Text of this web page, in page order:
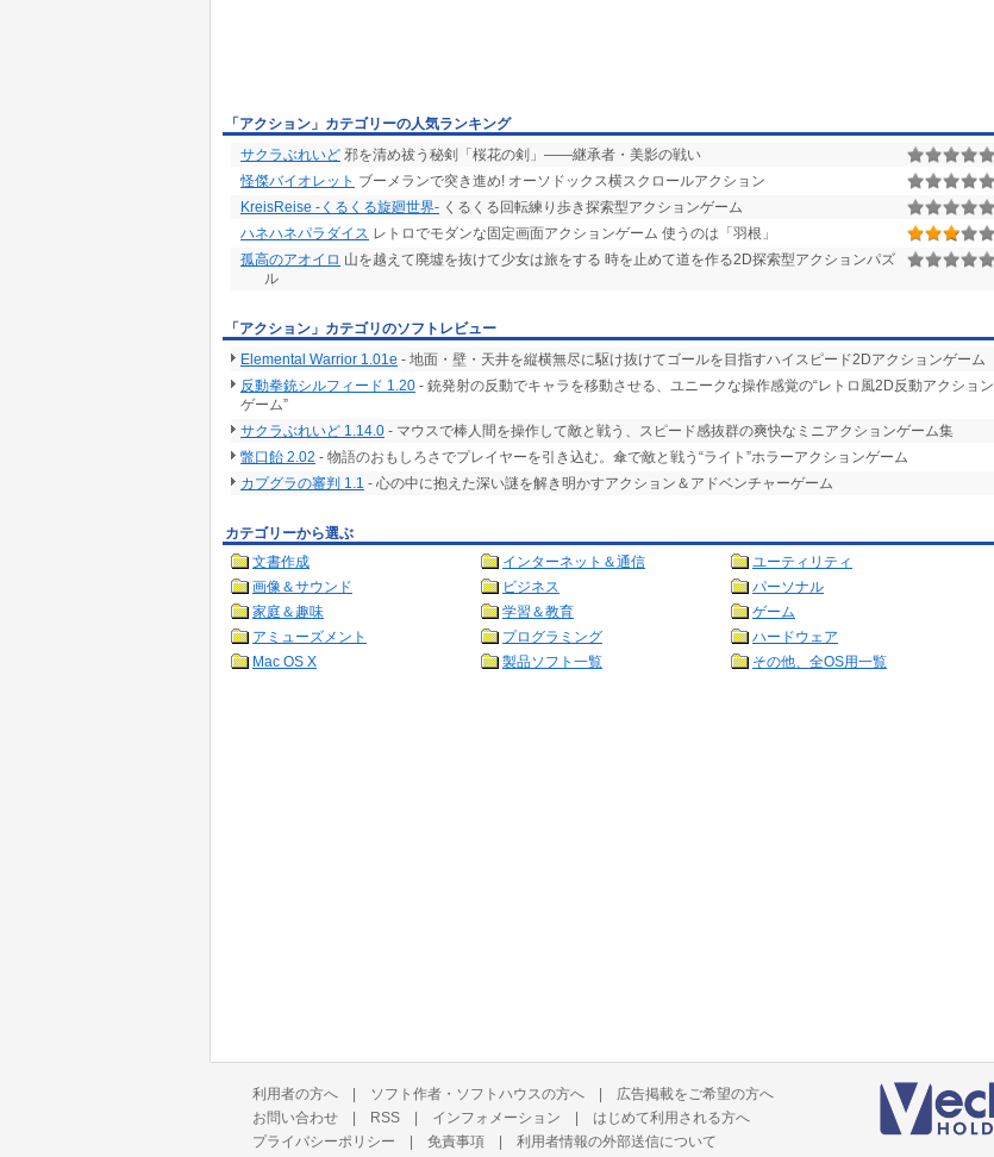
「アクション」カテゴリーの人気ランキング
サクラぶれいど 邪を清め祓う秘剣「桜花の剣」――継承者・美影の戦い
怪傑バイオレット ブーメランで突き進め! オーソドックス横スクロールアクション
KreisReise -くるくる旋廻世界- くるくる回転練り歩き探索型アクションゲーム
ハネハネパラダイス レトロでモダンな固定画面アクションゲーム 使うのは「羽根」
孤高のアオイロ 山を越えて廃墟を抜けて少女は旅をする 時を止めて道を作る2D探索型アクションパズ
ル
「アクション」カテゴリのソフトレビュー
Elemental Warrior 1.01e - 地面・壁・天井を縦横無尽に駆け抜けてゴールを目指すハイスピード2Dアクションゲーム
反動拳銃シルフィード 1.20 - 銃発射の反動でキャラを移動させる、ユニークな操作感覚の“レトロ風2D反動アクション
ゲーム”
サクラぶれいど 1.14.0 - マウスで棒人間を操作して敵と戦う、スピード感抜群の爽快なミニアクションゲーム集
鼈口飴 2.02 - 物語のおもしろさでプレイヤーを引き込む。傘で敵と戦う“ライト”ホラーアクションゲーム
カプグラの審判 1.1 - 心の中に抱えた深い謎を解き明かすアクション＆アドベンチャーゲーム
カテゴリーから選ぶ
文書作成
インターネット＆通信
ユーティリティ
画像＆サウンド
ビジネス
パーソナル
家庭＆趣味
学習＆教育
ゲーム
アミューズメント
プログラミング
ハードウェア
Mac OS X
製品ソフト一覧 その他、全OS用一覧
利用者の方へ | ソフト作者・ソフトハウスの方へ | 広告掲載をご希望の方へ
お問い合わせ | RSS | インフォメーション | はじめて利用される方へ
プライバシーポリシー | 免責事項 | 利用者情報の外部送信について